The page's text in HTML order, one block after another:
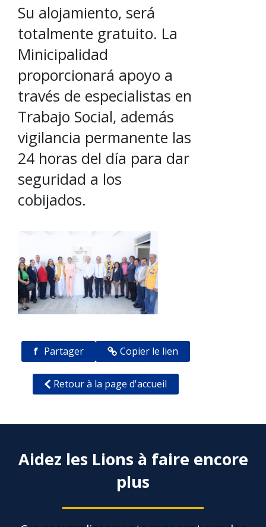
Su alojamiento, será
totalmente gratuito. La
Minicipalidad
proporcionará apoyo a
través de especialistas en
Trabajo Social, además
vigilancia permanente las
24 horas del día para dar
seguridad a los
cobijados.
f Partager Copier le lien
Retour à la page d'accueil
Aidez les Lions à faire encore
plus